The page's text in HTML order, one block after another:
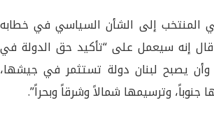
المنتخب إلى الشأن السياسي في خطابه
قال إنه سيعمل على “تأكيد حق الدولة في
وأن يصبح لبنان دولة تستثمر في جيشها،
جنوباً، وترسيمها شمالاً وشرقاً وبحراً”.